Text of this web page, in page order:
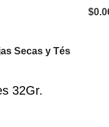
$
Secas y Tés
32Gr.